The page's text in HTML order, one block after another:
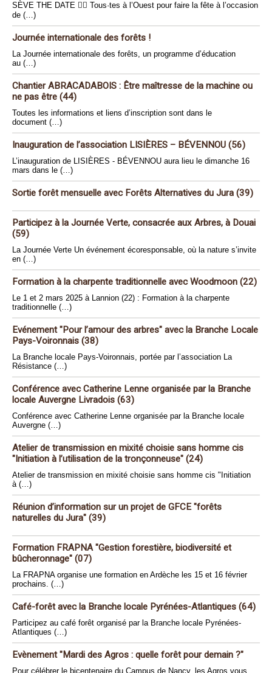
SÈVE THE DATE 🏴‍☠️ Tous·tes à l’Ouest pour faire la fête à l’occasion
de (…)
Journée internationale des forêts !
La Journée internationale des forêts, un programme d’éducation
au (…)
Chantier ABRACADABOIS : Être maîtresse de la machine ou
ne pas être (44)
Toutes les informations et liens d’inscription sont dans le
document (…)
Inauguration de l’association LISIÈRES – BÉVENNOU (56)
L’inauguration de LISIÈRES - BÉVENNOU aura lieu le dimanche 16
mars dans le (…)
Sortie forêt mensuelle avec Forêts Alternatives du Jura (39)
Participez à la Journée Verte, consacrée aux Arbres, à Douai
(59)
La Journée Verte Un événement écoresponsable, où la nature s’invite
en (…)
Formation à la charpente traditionnelle avec Woodmoon (22)
Le 1 et 2 mars 2025 à Lannion (22) : Formation à la charpente
traditionnelle (…)
Evénement "Pour l’amour des arbres" avec la Branche Locale
Pays-Voironnais (38)
La Branche locale Pays-Voironnais, portée par l’association La
Résistance (…)
Conférence avec Catherine Lenne organisée par la Branche
locale Auvergne Livradois (63)
Conférence avec Catherine Lenne organisée par la Branche locale
Auvergne (…)
Atelier de transmission en mixité choisie sans homme cis
"Initiation à l’utilisation de la tronçonneuse" (24)
Atelier de transmission en mixité choisie sans homme cis "Initiation
à (…)
Réunion d’information sur un projet de GFCE "forêts
naturelles du Jura" (39)
Formation FRAPNA "Gestion forestière, biodiversité et
bûcheronnage" (07)
La FRAPNA organise une formation en Ardèche les 15 et 16 février
prochains. (…)
Café-forêt avec la Branche locale Pyrénées-Atlantiques (64)
Participez au café forêt organisé par la Branche locale Pyrénées-
Atlantiques (…)
Evènement "Mardi des Agros : quelle forêt pour demain ?"
Pour célébrer le bicentenaire du Campus de Nancy, les Agros vous